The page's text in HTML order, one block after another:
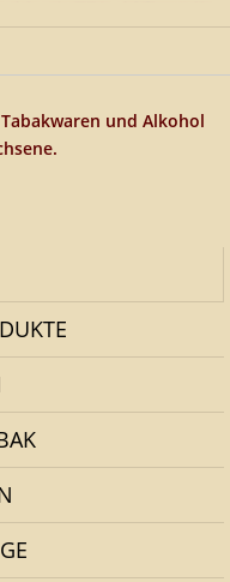
und Alkohol